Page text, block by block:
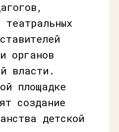
театральных
органов
власти.
площадке
создание
детской